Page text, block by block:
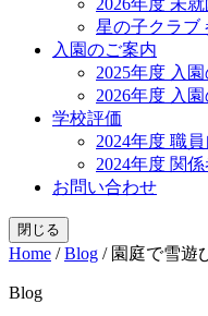
星の子クラブ
入園のご案内
2025年度 入
2026年度 入
学校評価
2024年度 職
2024年度 関
お問い合わせ
閉じる
Home /Blog / 園庭で雪遊
Blog